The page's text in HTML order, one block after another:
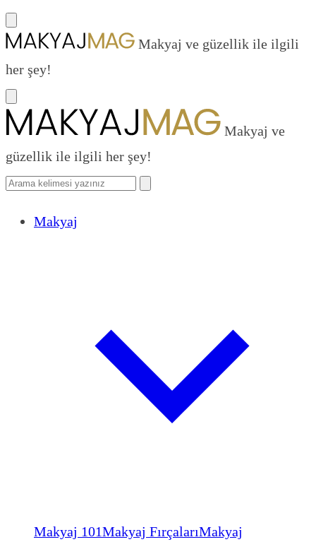
Makyaj ve güzellik ile ilgili
her şey!
Makyaj ve
güzellik ile ilgili her şey!
Makyaj
Makyaj 101Makyaj FırçalarıMakyaj